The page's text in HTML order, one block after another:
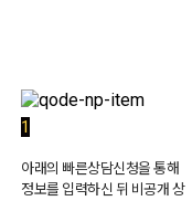
1
아래의 빠른상담신청을 통해
정보를 입력하신 뒤 비공개 상